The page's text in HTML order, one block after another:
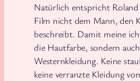
Natürlich entspricht
Film nicht dem Mann, den
beschreibt. Damit meine
die Hautfarbe, sondern
Westernkleidung. Keine
keine verranzte Kleidung